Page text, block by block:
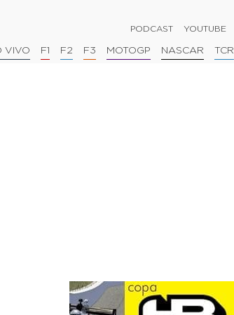
PODCAST YOUTUBE
VIVO F1 F2 F3 MOTOGP NASCAR TCR